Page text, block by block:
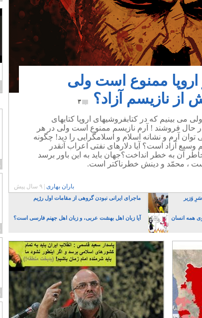
اروپا ممنوع است ولی
از نازیسم آزاد؟
۳
می بینیم که در کتابفروشیهای اروپا کتابهای
در حال فروشند ! آرم نازیسم ممنوع است ولی در هر
آرم و نشانه اسلام و اسلامگرایی را دید! چگونه
آزاد است؟ آیا دلارهای نفتی اعراب آنقدر
آن به خطر انداخت؟جهان باید به این باور برسد
، محمّد و دینش خطرناکتر است.
باران بهاری ۹ سال پیش
وَزیر
ماجرای ایرانی نبودن گروهی از مقامات اول رژیم
همه انسان
آیا زبان اهل بهشت عربی، و زبان اهل جهنم فارسی است؟